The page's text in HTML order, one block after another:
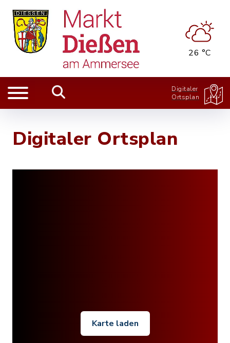
26 °C
Digitaler
Ortsplan
Digitaler Ortsplan
Karte laden